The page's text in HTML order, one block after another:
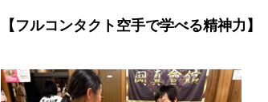
【フルコンタクト空手で学べる精神力】